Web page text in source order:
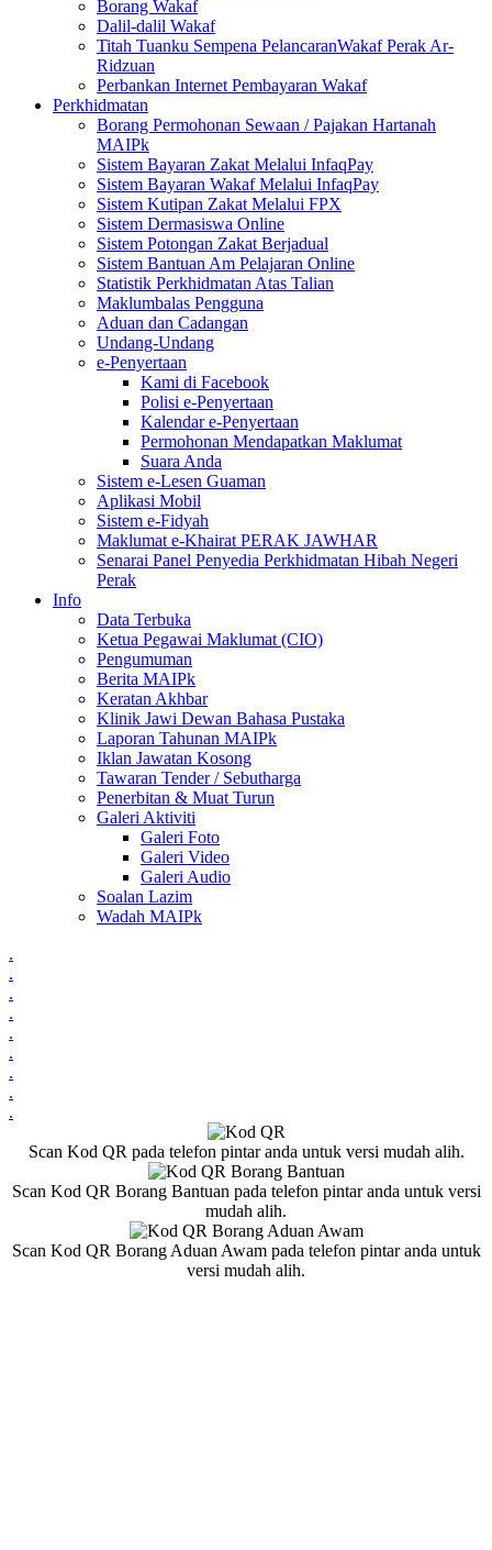
Borang Wakaf
Dalil-dalil Wakaf
Titah Tuanku Sempena PelancaranWakaf Perak Ar-
Ridzuan
Perbankan Internet Pembayaran Wakaf
Perkhidmatan
Borang Permohonan Sewaan / Pajakan Hartanah
MAIPk
Sistem Bayaran Zakat Melalui InfaqPay
Sistem Bayaran Wakaf Melalui InfaqPay
Sistem Kutipan Zakat Melalui FPX
Sistem Dermasiswa Online
Sistem Potongan Zakat Berjadual
Sistem Bantuan Am Pelajaran Online
Statistik Perkhidmatan Atas Talian
Maklumbalas Pengguna
Aduan dan Cadangan
Undang-Undang
e-Penyertaan
Kami di Facebook
Polisi e-Penyertaan
Kalendar e-Penyertaan
Permohonan Mendapatkan Maklumat
Suara Anda
Sistem e-Lesen Guaman
Aplikasi Mobil
Sistem e-Fidyah
Maklumat e-Khairat PERAK JAWHAR
Senarai Panel Penyedia Perkhidmatan Hibah Negeri
Perak
Info
Data Terbuka
Ketua Pegawai Maklumat (CIO)
Pengumuman
Berita MAIPk
Keratan Akhbar
Klinik Jawi Dewan Bahasa Pustaka
Laporan Tahunan MAIPk
Iklan Jawatan Kosong
Tawaran Tender / Sebutharga
Penerbitan & Muat Turun
Galeri Aktiviti
Galeri Foto
Galeri Video
Galeri Audio
Soalan Lazim
Wadah MAIPk
.
.
.
.
.
.
.
.
.
Scan Kod QR pada telefon pintar anda untuk versi mudah alih.
Scan Kod QR Borang Bantuan pada telefon pintar anda untuk versi
mudah alih.
Scan Kod QR Borang Aduan Awam pada telefon pintar anda untuk
versi mudah alih.